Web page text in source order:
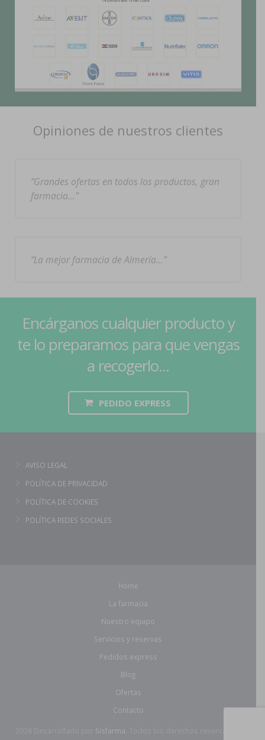
Opiniones de nuestros clientes
Grandes ofertas en todos los productos, gran
farmacia…
La mejor farmacia de Almería…
Encárganos cualquier producto y
te lo preparamos para que vengas
a recogerlo...
PEDIDO EXPRESS
AVISO LEGAL
POLÍTICA DE PRIVACIDAD
POLÍTICA DE COOKIES
POLÍTICA REDES SOCIALES
Home
La farmacia
Nuestro equipo
Servicios y reservas
Pedidos express
Blog
Ofertas
Contacto
Sisfarma.